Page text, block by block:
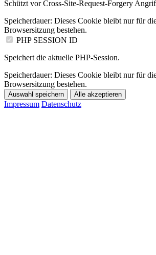
Schützt vor Cross-Site-Request-Forgery
Speicherdauer: Dieses Cookie bleibt nur für
Browsersitzung bestehen.
PHP SESSION ID
Speichert die aktuelle PHP-Session.
Speicherdauer: Dieses Cookie bleibt nur für
Browsersitzung bestehen.
Auswahl speichern Alle akzeptieren
Impressum Datenschutz